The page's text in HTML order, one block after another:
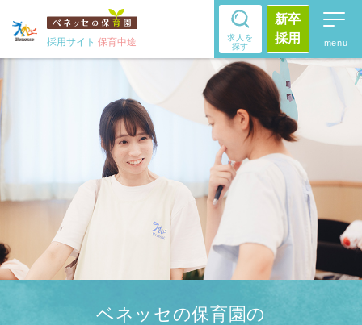
採用サイト 保育中途
求人を
探す
新卒
採用
ベネッセの保育園の